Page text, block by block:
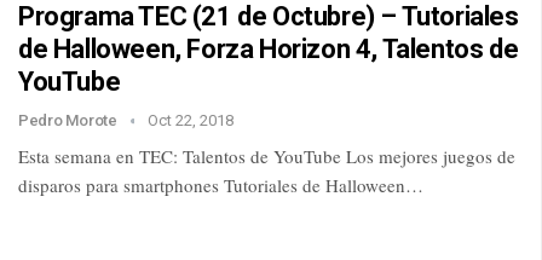
Programa TEC (21 de Octubre) – Tutoriales
de Halloween, Forza Horizon 4, Talentos de
YouTube
Pedro Morote Oct 22, 2018
Esta semana en TEC: Talentos de YouTube Los mejores juegos de
disparos para smartphones Tutoriales de Halloween…